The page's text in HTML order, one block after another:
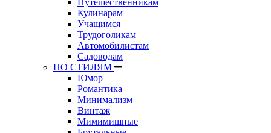
Кулинарам
Учащимся
Трудоголикам
Автомобилистам
Садоводам
ПО СТИЛЯМ
Юмор
Романтика
Минимализм
Винтаж
Мимимишные